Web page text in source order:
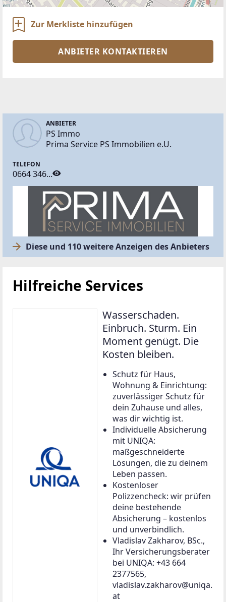
Zur Merkliste hinzufügen
ANBIETER KONTAKTIEREN
ANBIETER
PS Immo
Prima Service PS Immobilien e.U.
TELEFON
0664 346...
Diese und 110 weitere Anzeigen des Anbieters
Hilfreiche Services
Wasserschaden.
Einbruch. Sturm. Ein
Moment genügt. Die
Kosten bleiben.
Schutz für Haus,
Wohnung & Einrichtung:
zuverlässiger Schutz für
dein Zuhause und alles,
was dir wichtig ist.
Individuelle Absicherung
mit UNIQA:
maßgeschneiderte
Lösungen, die zu deinem
Leben passen.
Kostenloser
Polizzencheck: wir prüfen
deine bestehende
Absicherung – kostenlos
und unverbindlich.
Vladislav Zakharov, BSc.,
Ihr Versicherungsberater
bei UNIQA: +43 664
2377565,
vladislav.zakharov@uniqa.
at